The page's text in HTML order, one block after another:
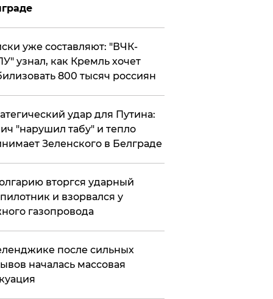
уже составляют: "ВЧК-
узнал, как Кремль хочет
800 тысяч россиян
удар для Путина:
"нарушил табу" и тепло
Зеленского в Белграде
вторгся ударный
и взорвался у
газопровода
после сильных
началась массовая